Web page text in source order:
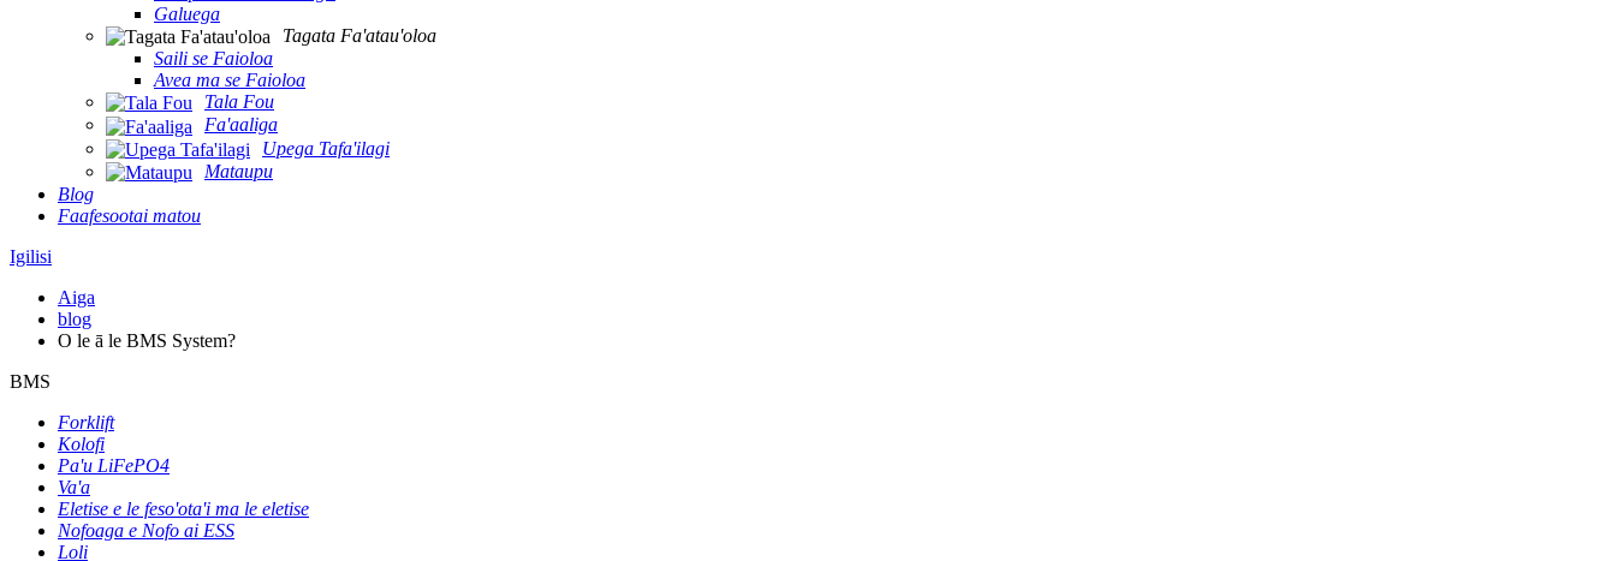
Galuega
Tagata Fa'atau'oloa
Saili se Faioloa
Avea ma se Faioloa
Tala Fou
Fa'aaliga
Upega Tafa'ilagi
Mataupu
Blog
Faafesootai matou
Igilisi
Aiga
blog
O le ā le BMS System?
BMS
Forklift
Kolofi
Pa'u LiFePO4
Va'a
Eletise e le feso'ota'i ma le eletise
Nofoaga e Nofo ai ESS
Loli